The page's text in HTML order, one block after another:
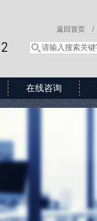
返回首页 /
在线咨询